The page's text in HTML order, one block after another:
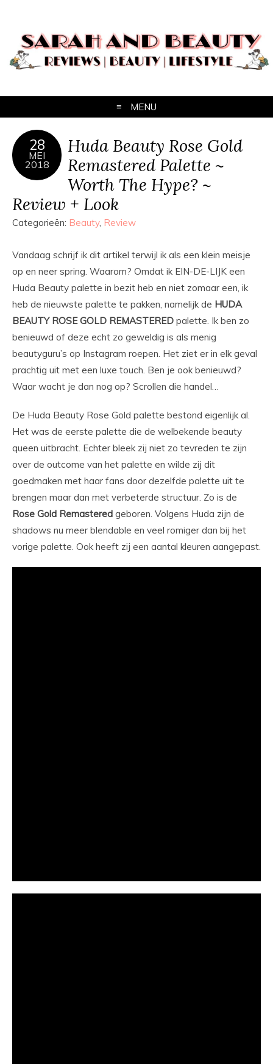
MENU
28
MEI
2018
Huda Beauty Rose Gold
Remastered Palette ~
Worth The Hype? ~
Review + Look
Categorieën: Beauty, Review
Vandaag schrijf ik dit artikel terwijl ik als een klein meisje
op en neer spring. Waarom? Omdat ik EIN-DE-LIJK een
Huda Beauty palette in bezit heb en niet zomaar een, ik
heb de nieuwste palette te pakken, namelijk de HUDA
BEAUTY ROSE GOLD REMASTERED palette. Ik ben zo
benieuwd of deze echt zo geweldig is als menig
beautyguru’s op Instagram roepen. Het ziet er in elk geval
prachtig uit met een luxe touch. Ben je ook benieuwd?
Waar wacht je dan nog op? Scrollen die handel…
De Huda Beauty Rose Gold palette bestond eigenlijk al.
Het was de eerste palette die de welbekende beauty
queen uitbracht. Echter bleek zij niet zo tevreden te zijn
over de outcome van het palette en wilde zij dit
goedmaken met haar fans door dezelfde palette uit te
brengen maar dan met verbeterde structuur. Zo is de
Rose Gold Remastered geboren. Volgens Huda zijn de
shadows nu meer blendable en veel romiger dan bij het
vorige palette. Ook heeft zij een aantal kleuren aangepast.